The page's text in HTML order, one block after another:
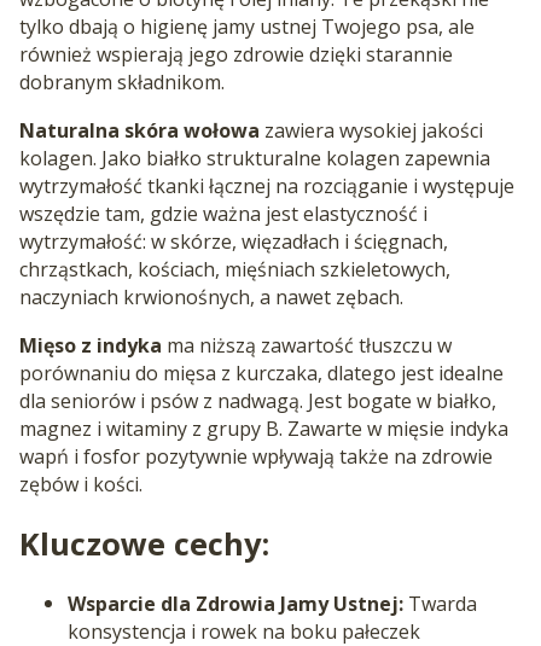
tylko dbają o higienę jamy ustnej Twojego psa, ale
również wspierają jego zdrowie dzięki starannie
dobranym składnikom.
Naturalna skóra wołowa zawiera wysokiej jakości
kolagen. Jako białko strukturalne kolagen zapewnia
wytrzymałość tkanki łącznej na rozciąganie i występuje
wszędzie tam, gdzie ważna jest elastyczność i
wytrzymałość: w skórze, więzadłach i ścięgnach,
chrząstkach, kościach, mięśniach szkieletowych,
naczyniach krwionośnych, a nawet zębach.
Mięso z indyka ma niższą zawartość tłuszczu w
porównaniu do mięsa z kurczaka, dlatego jest idealne
dla seniorów i psów z nadwagą. Jest bogate w białko,
magnez i witaminy z grupy B. Zawarte w mięsie indyka
wapń i fosfor pozytywnie wpływają także na zdrowie
zębów i kości.
Kluczowe cechy:
Wsparcie dla Zdrowia Jamy Ustnej: Twarda
konsystencja i rowek na boku pałeczek